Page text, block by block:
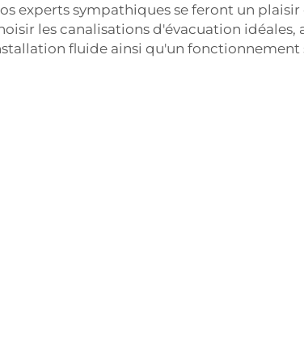
experts sympathiques se feront un plaisir
les canalisations d'évacuation idéales,
fluide ainsi qu'un fonctionnement